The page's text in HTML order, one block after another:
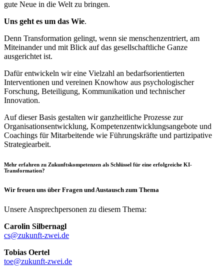
gute Neue in die Welt zu bringen.
Uns geht es um das Wie.
Denn Transformation gelingt, wenn sie menschenzentriert, am
Miteinander und mit Blick auf das gesellschaftliche Ganze
ausgerichtet ist.
Dafür entwickeln wir eine Vielzahl an bedarfsorientierten
Interventionen und vereinen Knowhow aus psychologischer
Forschung, Beteiligung, Kommunikation und technischer
Innovation.
Auf dieser Basis gestalten wir ganzheitliche Prozesse zur
Organisationsentwicklung, Kompetenzentwicklungsangebote und
Coachings für Mitarbeitende wie Führungskräfte und partizipative
Strategiearbeit.
Mehr erfahren zu Zukunftskompetenzen als Schlüssel für eine erfolgreiche KI-
Transformation?
Wir freuen uns über Fragen und Austausch zum Thema
Unsere Ansprechpersonen zu diesem Thema:
Carolin Silbernagl
cs@zukunft-zwei.de
Tobias Oertel
toe@zukunft-zwei.de